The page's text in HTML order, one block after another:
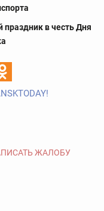
в честь Дня
ЖАЛОБУ